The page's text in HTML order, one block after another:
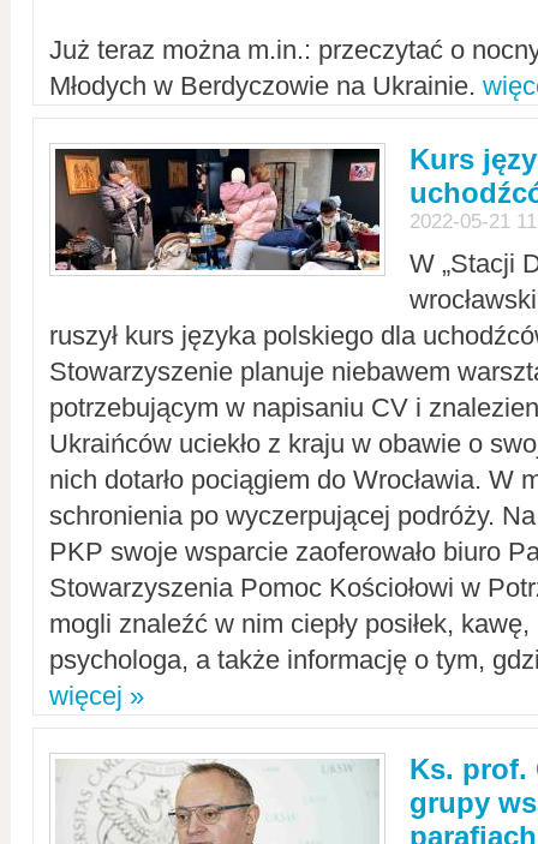
Już teraz można m.in.: przeczytać o
Młodych w Berdyczowie na Ukrainie.
Kurs
2022-05-21
W „Stacji
ruszył kurs języka polskiego dla
Stowarzyszenie planuje niebawem
potrzebującym w napisaniu CV i
Ukraińców uciekło z kraju w obawie o
nich dotarło pociągiem do Wrocławia. W
schronienia po wyczerpującej podróży.
PKP swoje wsparcie zaoferowało biuro
Stowarzyszenia Pomoc Kościołowi w
mogli znaleźć w nim ciepły posiłek,
psychologa, a także informację o tym,
więcej »
Ks. prof.
grupy
parafiach